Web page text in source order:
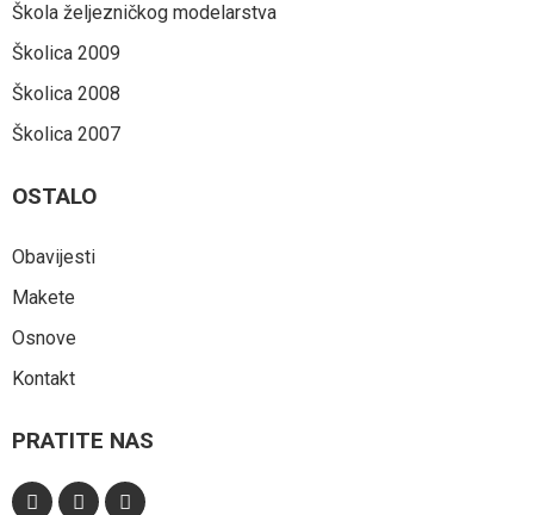
Škola željezničkog modelarstva
Školica 2009
Školica 2008
Školica 2007
OSTALO
Obavijesti
Makete
Osnove
Kontakt
PRATITE NAS